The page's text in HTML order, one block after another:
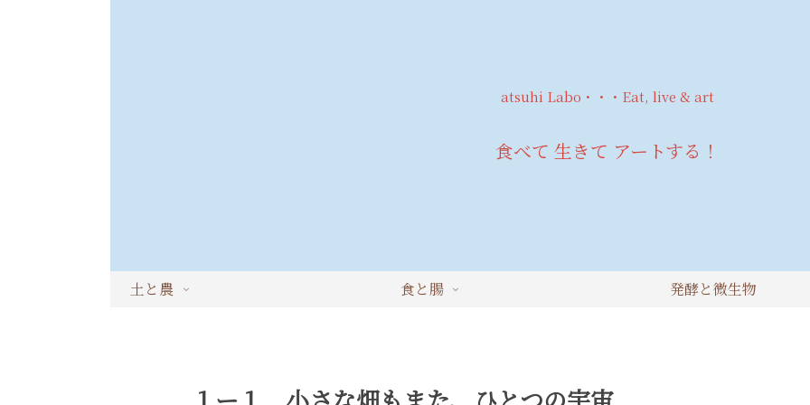
atsuhi Labo・・・Eat, live & art
食べて 生きて アートする！
土と農 食と腸 発酵と微生物